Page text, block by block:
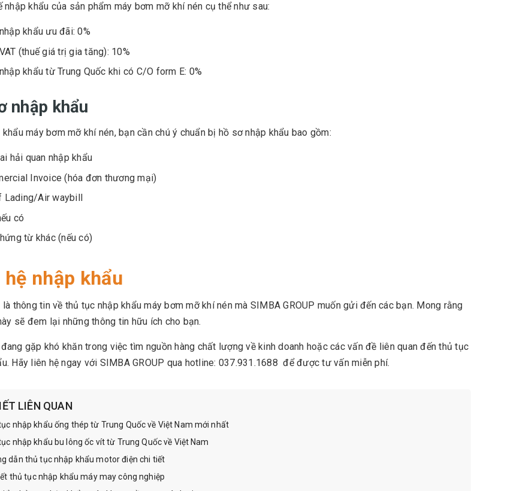
nhập khẩu của sản phẩm máy bơm mỡ khí nén cụ thể như sau:
khẩu ưu đãi: 0%
(thuế giá trị gia tăng): 10%
khẩu từ Trung Quốc khi có C/O form E: 0%
nhập khẩu
khẩu máy bơm mỡ khí nén, bạn cần chú ý chuẩn bị hồ sơ nhập khẩu bao gồm:
hải quan nhập khẩu
Invoice (hóa đơn thương mại)
Lading/Air waybill
có
từ khác (nếu có)
hệ nhập khẩu
là thông tin về thủ tục nhập khẩu máy bơm mỡ khí nén mà SIMBA GROUP muốn gửi đến các bạn. Mong rằng
sẽ đem lại những thông tin hữu ích cho bạn.
đang gặp khó khăn trong việc tìm nguồn hàng chất lượng về kinh doanh hoặc các vấn đề liên quan đến thủ tục
Hãy liên hệ ngay với SIMBA GROUP qua hotline: 037.931.1688 để được tư vấn miễn phí.
LIÊN QUAN
nhập khẩu ống thép từ Trung Quốc về Việt Nam mới nhất
nhập khẩu bu lông ốc vít từ Trung Quốc về Việt Nam
dẫn thủ tục nhập khẩu motor điện chi tiết
thủ tục nhập khẩu máy may công nghiệp